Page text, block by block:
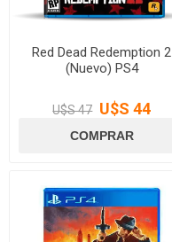
Red Dead Redemption 2
(Nuevo) PS4
U$S 47 U$S 44